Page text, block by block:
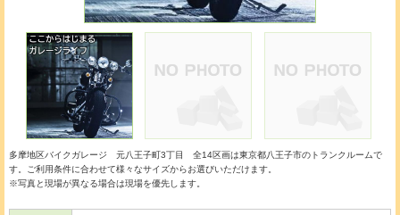
多摩地区バイクガレージ 元八王子町3丁目 全14区画は東京都八王子市のトランクルームで
す。ご利用条件に合わせて様々なサイズからお選びいただけます。
※写真と現場が異なる場合は現場を優先します。